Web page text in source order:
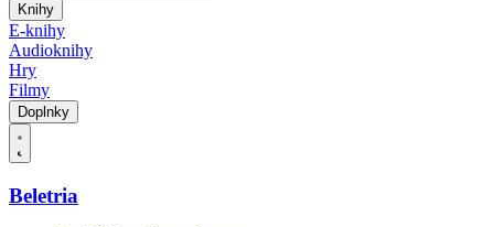
Knihy
E-knihy
Audioknihy
Hry
Filmy
Doplnky
Beletria